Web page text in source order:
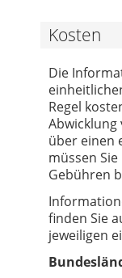
Kosten
Die
Regel
über einen
müssen
Gebühren
finden Sie
jeweiligen